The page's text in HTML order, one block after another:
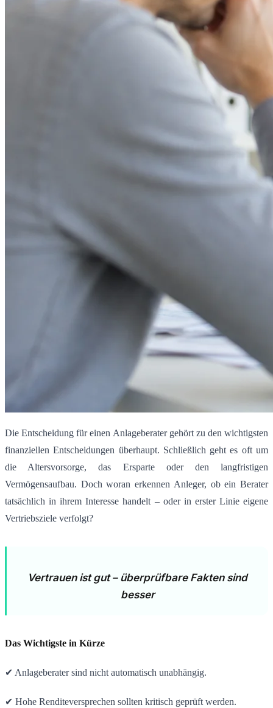
Die Entscheidung für einen Anlageberater gehört zu den wichtigsten
finanziellen Entscheidungen überhaupt. Schließlich geht es oft um
die Altersvorsorge, das Ersparte oder den langfristigen
Vermögensaufbau. Doch woran erkennen Anleger, ob ein Berater
tatsächlich in ihrem Interesse handelt – oder in erster Linie eigene
Vertriebsziele verfolgt?
Vertrauen ist gut – überprüfbare Fakten sind
besser
Das Wichtigste in Kürze
✔ Anlageberater sind nicht automatisch unabhängig.
✔ Hohe Renditeversprechen sollten kritisch geprüft werden.